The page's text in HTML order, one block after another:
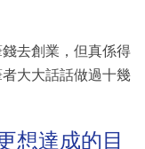
去創業，但真係得
大大話話做過十幾
想達成的目